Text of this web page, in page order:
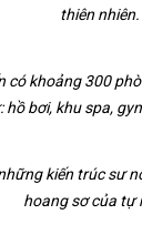
thiên nhiên.
có khoảng 300
bơi, khu spa,
kiến trúc sư
hoang sơ của tự